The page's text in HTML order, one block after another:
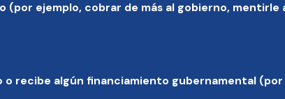
ejemplo, cobrar de más al gobierno, mentirle
recibe algún financiamiento gubernamental